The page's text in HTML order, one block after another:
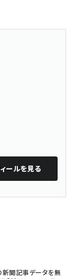
ールを見る
聞記事データを無